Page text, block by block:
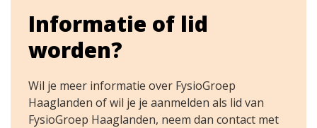
Informatie of lid
worden?
Wil je meer informatie over FysioGroep
Haaglanden of wil je je aanmelden als lid van
FysioGroep Haaglanden, neem dan contact met